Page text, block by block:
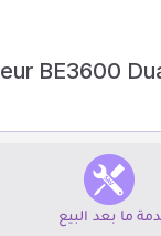
BE3600
ما بعد البيع